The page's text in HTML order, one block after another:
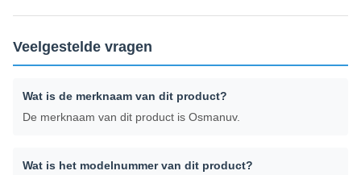
Veelgestelde vragen
Wat is de merknaam van dit product?
De merknaam van dit product is Osmanuv.
Wat is het modelnummer van dit product?